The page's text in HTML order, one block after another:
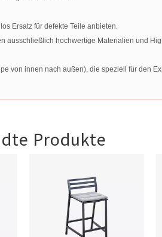
Ersatz für defekte Teile anbieten.
ausschließlich hochwertige Materialien und
von innen nach außen), die speziell für den
Produkte